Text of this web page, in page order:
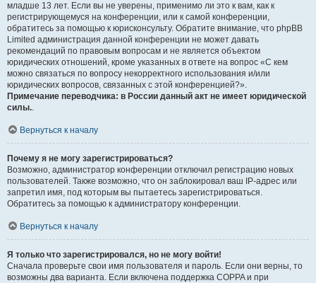
младше 13 лет. Если вы не уверены, применимо ли это к вам, как к
регистрирующемуся на конференции, или к самой конференции,
обратитесь за помощью к юрисконсульту. Обратите внимание, что phpBB
Limited администрация данной конференции не может давать
рекомендаций по правовым вопросам и не является объектом
юридических отношений, кроме указанных в ответе на вопрос «С кем
можно связаться по вопросу некорректного использования и/или
юридических вопросов, связанных с этой конференцией?».
Примечание переводчика: в России данный акт не имеет юридической
силы..
Вернуться к началу
Почему я не могу зарегистрироваться?
Возможно, администратор конференции отключил регистрацию новых
пользователей. Также возможно, что он заблокировал ваш IP-адрес или
запретил имя, под которым вы пытаетесь зарегистрироваться.
Обратитесь за помощью к администратору конференции.
Вернуться к началу
Я только что зарегистрировался, но не могу войти!
Сначала проверьте свои имя пользователя и пароль. Если они верны, то
возможны два варианта. Если включена поддержка COPPA и при